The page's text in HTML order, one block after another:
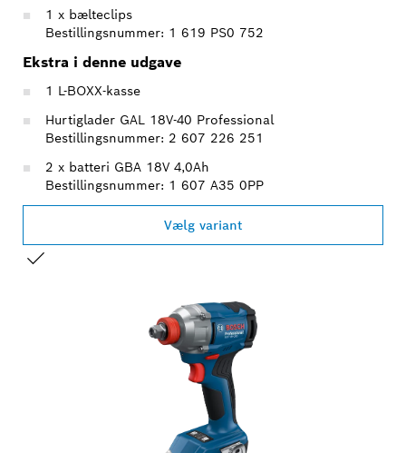
1 x bælteclips
Bestillingsnummer: 1 619 PS0 752
Ekstra i denne udgave
1 L-BOXX-kasse
Hurtiglader GAL 18V-40 Professional
Bestillingsnummer: 2 607 226 251
2 x batteri GBA 18V 4,0Ah
Bestillingsnummer: 1 607 A35 0PP
Vælg variant